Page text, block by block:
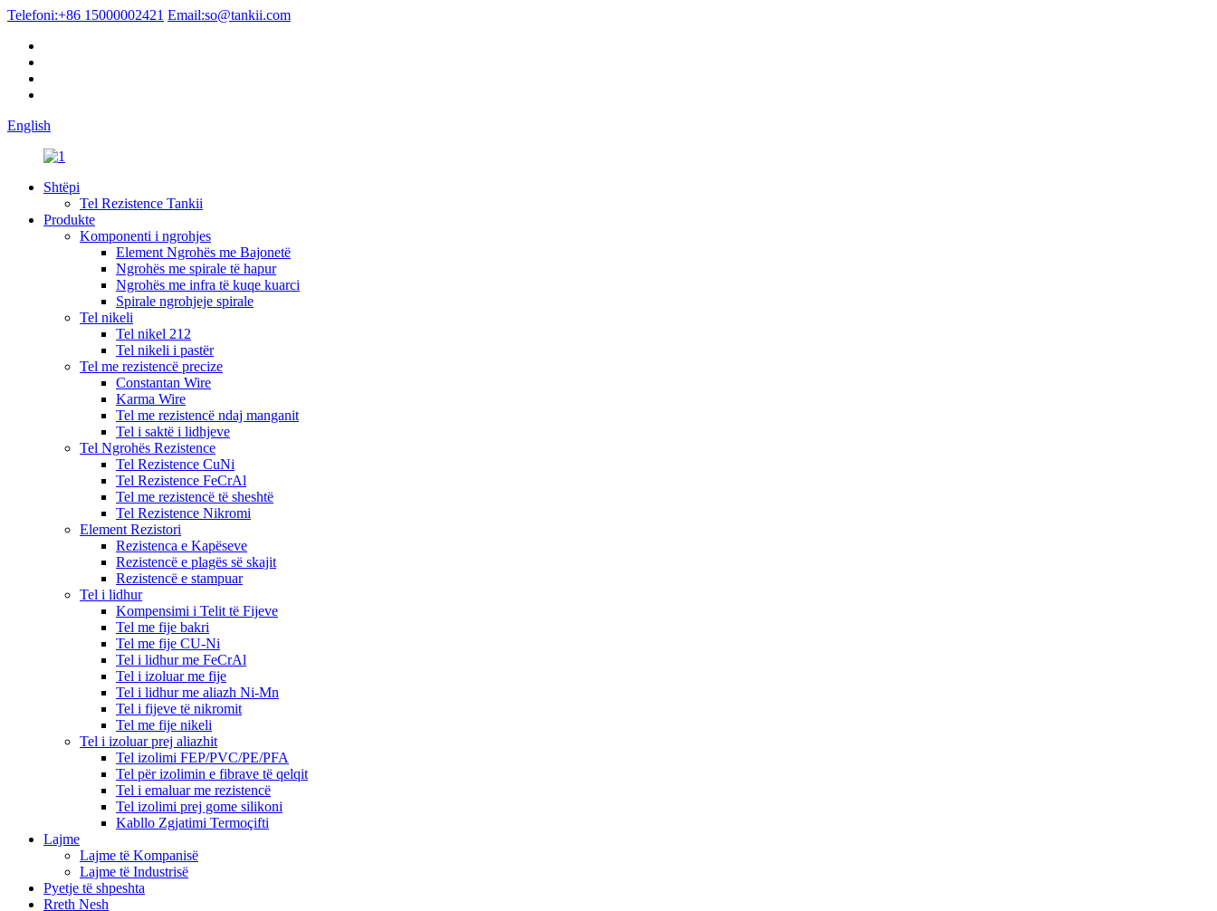
Telefoni:+86 15000002421 Email:so@tankii.com
English
Shtëpi
Tel Rezistence Tankii
Produkte
Komponenti i ngrohjes
Element Ngrohës me Bajonetë
Ngrohës me spirale të hapur
Ngrohës me infra të kuqe kuarci
Spirale ngrohjeje spirale
Tel nikeli
Tel nikel 212
Tel nikeli i pastër
Tel me rezistencë precize
Constantan Wire
Karma Wire
Tel me rezistencë ndaj manganit
Tel i saktë i lidhjeve
Tel Ngrohës Rezistence
Tel Rezistence CuNi
Tel Rezistence FeCrAl
Tel me rezistencë të sheshtë
Tel Rezistence Nikromi
Element Rezistori
Rezistenca e Kapëseve
Rezistencë e plagës së skajit
Rezistencë e stampuar
Tel i lidhur
Kompensimi i Telit të Fijeve
Tel me fije bakri
Tel me fije CU-Ni
Tel i lidhur me FeCrAl
Tel i izoluar me fije
Tel i lidhur me aliazh Ni-Mn
Tel i fijeve të nikromit
Tel me fije nikeli
Tel i izoluar prej aliazhit
Tel izolimi FEP/PVC/PE/PFA
Tel për izolimin e fibrave të qelqit
Tel i emaluar me rezistencë
Tel izolimi prej gome silikoni
Kabllo Zgjatimi Termoçifti
Lajme
Lajme të Kompanisë
Lajme të Industrisë
Pyetje të shpeshta
Rreth Nesh